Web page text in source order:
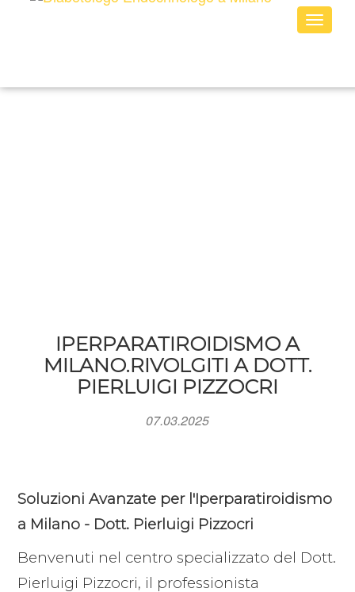
Toggle
IPERPARATIROIDISMO A
MILANO.RIVOLGITI A DOTT.
PIERLUIGI PIZZOCRI
07.03.2025
Soluzioni Avanzate per l'Iperparatiroidismo
a Milano - Dott. Pierluigi Pizzocri
Benvenuti nel centro specializzato del Dott.
Pierluigi Pizzocri, il professionista